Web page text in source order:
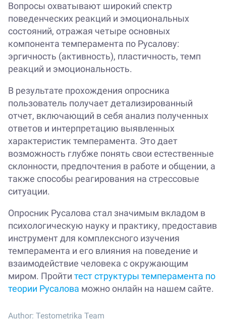
Вопросы охватывают широкий спектр
поведенческих реакций и эмоциональных
состояний, отражая четыре основных
компонента темперамента по Русалову:
эргичность (активность), пластичность, темп
реакций и эмоциональность.
В результате прохождения опросника
пользователь получает детализированный
отчет, включающий в себя анализ полученных
ответов и интерпретацию выявленных
характеристик темперамента. Это дает
возможность глубже понять свои естественные
склонности, предпочтения в работе и общении, а
также способы реагирования на стрессовые
ситуации.
Опросник Русалова стал значимым вкладом в
психологическую науку и практику, предоставив
инструмент для комплексного изучения
темперамента и его влияния на поведение и
взаимодействие человека с окружающим
миром. Пройти тест структуры темперамента по
теории Русалова можно онлайн на нашем сайте.
Author: Testometrika Team